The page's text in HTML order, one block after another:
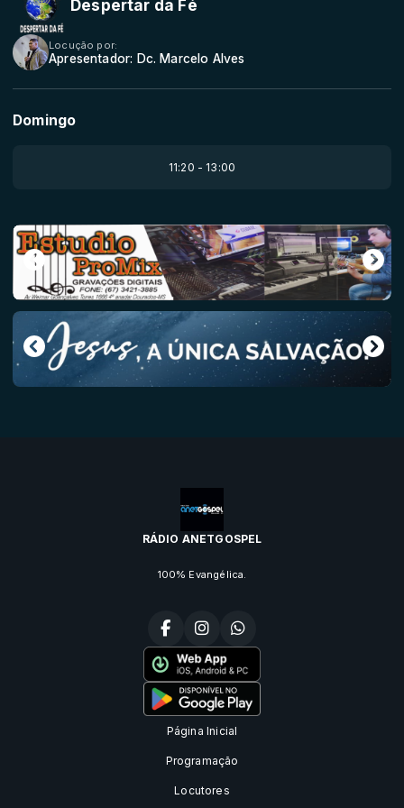
Despertar da Fé
Locução por:
Apresentador: Dc. Marcelo Alves
Domingo
11:20 - 13:00
RÁDIO ANETGOSPEL
100% Evangélica.
Página Inicial
Programação
Locutores